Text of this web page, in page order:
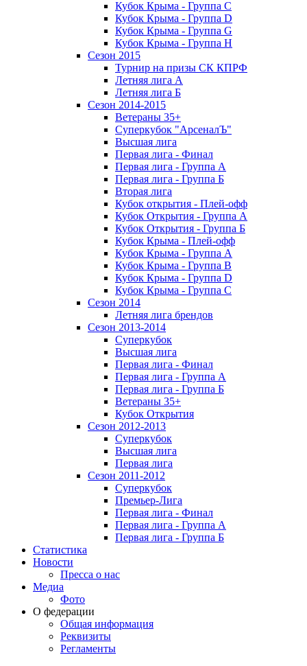
Кубок Крыма - Группа C
Кубок Крыма - Группа D
Кубок Крыма - Группа G
Кубок Крыма - Группа H
Сезон 2015
Турнир на призы СК КПРФ
Летняя лига А
Летняя лига Б
Сезон 2014-2015
Ветераны 35+
Суперкубок "АрсеналЪ"
Высшая лига
Первая лига - Финал
Первая лига - Группа А
Первая лига - Группа Б
Вторая лига
Кубок открытия - Плей-офф
Кубок Открытия - Группа А
Кубок Открытия - Группа Б
Кубок Крыма - Плей-офф
Кубок Крыма - Группа A
Кубок Крыма - Группа B
Кубок Крыма - Группа D
Кубок Крыма - Группа C
Сезон 2014
Летняя лига брендов
Сезон 2013-2014
Суперкубок
Высшая лига
Первая лига - Финал
Первая лига - Группа А
Первая лига - Группа Б
Ветераны 35+
Кубок Открытия
Сезон 2012-2013
Суперкубок
Высшая лига
Первая лига
Сезон 2011-2012
Суперкубок
Премьер-Лига
Первая лига - Финал
Первая лига - Группа А
Первая лига - Группа Б
Статистика
Новости
Пресса о нас
Медиа
Фото
О федерации
Общая информация
Реквизиты
Регламенты